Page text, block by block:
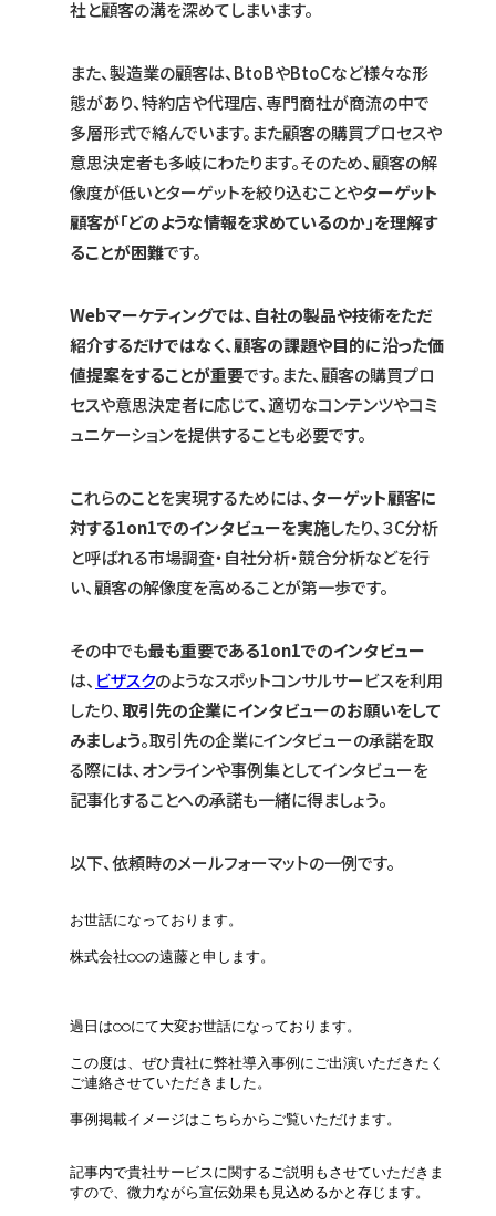
社と顧客の溝を深めてしまいます。
また、製造業の顧客は、BtoBやBtoCなど様々な形
態があり、特約店や代理店、専門商社が商流の中で
多層形式で絡んでいます。また顧客の購買プロセスや
意思決定者も多岐にわたります。そのため、顧客の解
像度が低いとターゲットを絞り込むことやターゲット
顧客が「どのような情報を求めているのか」を理解す
ることが困難です。
Webマーケティングでは、自社の製品や技術をただ
紹介するだけではなく、顧客の課題や目的に沿った価
値提案をすることが重要です。また、顧客の購買プロ
セスや意思決定者に応じて、適切なコンテンツやコミ
ュニケーションを提供することも必要です。
これらのことを実現するためには、ターゲット顧客に
対する1on1でのインタビューを実施したり、３C分析
と呼ばれる市場調査・自社分析・競合分析などを行
い、顧客の解像度を高めることが第一歩です。
その中でも最も重要である1on1でのインタビュー
は、 ビザスクのようなスポットコンサルサービスを利用
したり、取引先の企業にインタビューのお願いをして
みましょう。取引先の企業にインタビューの承諾を取
る際には、オンラインや事例集としてインタビューを
記事化することへの承諾も一緒に得ましょう。
以下、依頼時のメールフォーマットの一例です。
お世話になっております。
株式会社○○の遠藤と申します。
過日は○○にて大変お世話になっております。
この度は、ぜひ貴社に弊社導入事例にご出演いただきたく
ご連絡させていただきました。
事例掲載イメージはこちらからご覧いただけます。
記事内で貴社サービスに関するご説明もさせていただきま
すので、微力ながら宣伝効果も見込めるかと存じます。